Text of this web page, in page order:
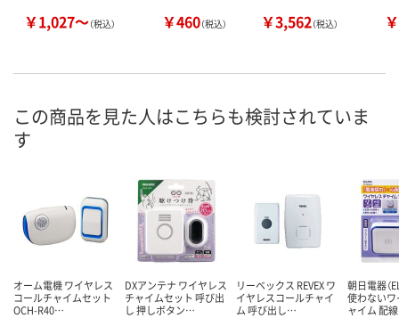
￥1,027～（税込） ￥460（税込） ￥3,562（税込）
この商品を見た人はこちらも検討されていま
す
オーム電機 ワイヤレス
コールチャイムセット
OCH-R40…
DXアンテナ ワイヤレス
チャイムセット 呼び出
し 押しボタン…
リーベックス REVEX ワ
イヤレスコールチャイ
ム 呼び出し…
朝日電器（
使わない
ャイム 配